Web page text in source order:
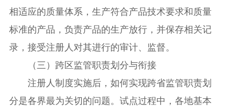
相适应的质量体系，生产符合产品技术要求和质量
标准的产品，负责产品的生产放行，并保存相关记
录，接受注册人对其进行的审计、监督。
（三）跨区监管职责划分与衔接
注册人制度实施后，如何实现跨省监管职责划
分是各界最为关切的问题。试点过程中，各地基本